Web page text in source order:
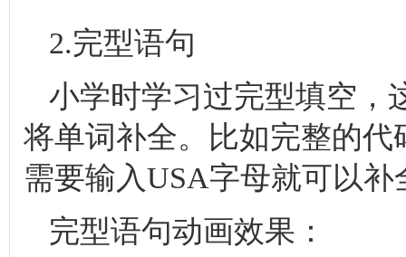
2.完型语句
小学时学习过完型填空，
将单词补全。比如完整的代
需要输入USA字母就可以补
完型语句动画效果：